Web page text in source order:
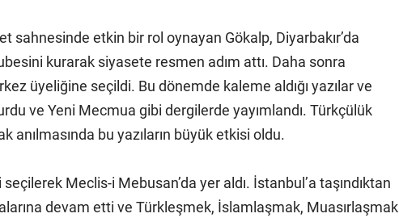
sahnesinde etkin bir rol oynayan Gökalp, Diyarbakır’da
kurarak siyasete resmen adım attı. Daha sonra
üyeliğine seçildi. Bu dönemde kaleme aldığı yazılar ve
ve Yeni Mecmua gibi dergilerde yayımlandı. Türkçülük
anılmasında bu yazıların büyük etkisi oldu.
Meclis-i Mebusan’da yer aldı. İstanbul’a taşındıktan
devam etti ve Türkleşmek, İslamlaşmak, Muasırlaşmak